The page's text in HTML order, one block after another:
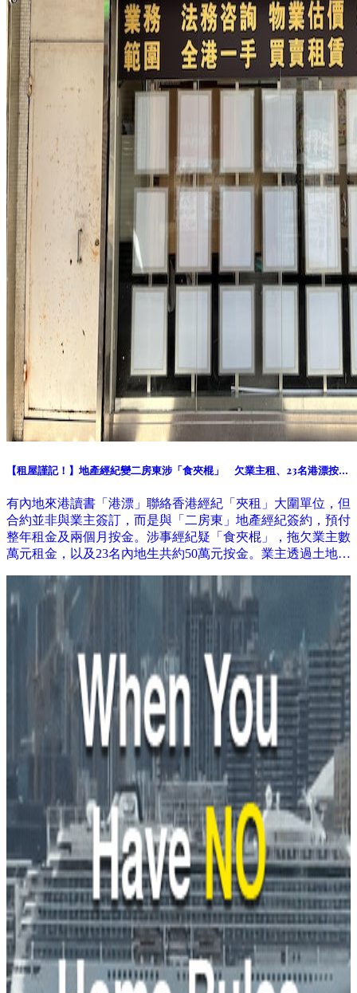
【租屋謹記！】地產經紀變二房東涉「食夾棍」 欠業主租、23名港漂按金
有內地來港讀書「港漂」聯絡香港經紀「夾租」大圍單位，但
合約並非與業主簽訂，而是與「二房東」地產經紀簽約，預付
整年租金及兩個月按金。涉事經紀疑「食夾棍」，拖欠業主數
萬元租金，以及23名內地生共約50萬元按金。業主透過土地審
已人去留空，警方列求警協助。地產代理監管局稱曾收到相關
投訴，個案仍在跟進調查。